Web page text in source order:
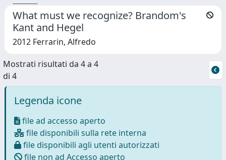
What must we recognize? Brandom's
Kant and Hegel
2012 Ferrarin, Alfredo
Mostrati risultati da 4 a 4
di 4
Legenda icone
file ad accesso aperto
file disponibili sulla rete interna
file disponibili agli utenti autorizzati
file non ad Accesso aperto